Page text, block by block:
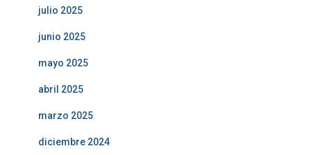
julio 2025
junio 2025
mayo 2025
abril 2025
marzo 2025
diciembre 2024